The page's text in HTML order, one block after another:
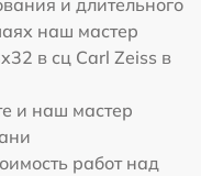
наш мастер
в сц Carl Zeiss в
и наш мастер
работ над